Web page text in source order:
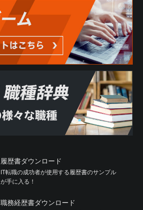
履歴書ダウンロード
IT転職の成功者が使用する履歴書のサンプル
が手に入る！
職務経歴書ダウンロード